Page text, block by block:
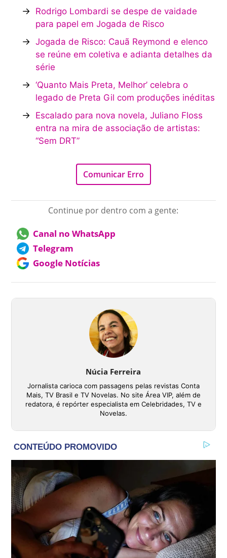
→ Rodrigo Lombardi se despe de vaidade
para papel em Jogada de Risco
→ Jogada de Risco: Cauã Reymond e elenco
se reúne em coletiva e adianta detalhes da
série
→ ‘Quanto Mais Preta, Melhor’ celebra o
legado de Preta Gil com produções inéditas
→ Escalado para nova novela, Juliano Floss
entra na mira de associação de artistas:
“Sem DRT”
Comunicar Erro
Continue por dentro com a gente:
Canal no WhatsApp
Telegram
Google Notícias
Núcia Ferreira
Jornalista carioca com passagens pelas revistas Conta
Mais, TV Brasil e TV Novelas. No site Área VIP, além de
redatora, é repórter especialista em Celebridades, TV e
Novelas.